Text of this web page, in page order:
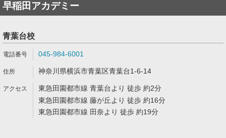
早稲田アカデミー
青葉台校
045-984-6001
神奈川県横浜市青葉区青葉台1-6-14
東急田園都市線 青葉台より 徒歩 約2分
東急田園都市線 藤が丘より 徒歩 約16分
東急田園都市線 田奈より 徒歩 約19分